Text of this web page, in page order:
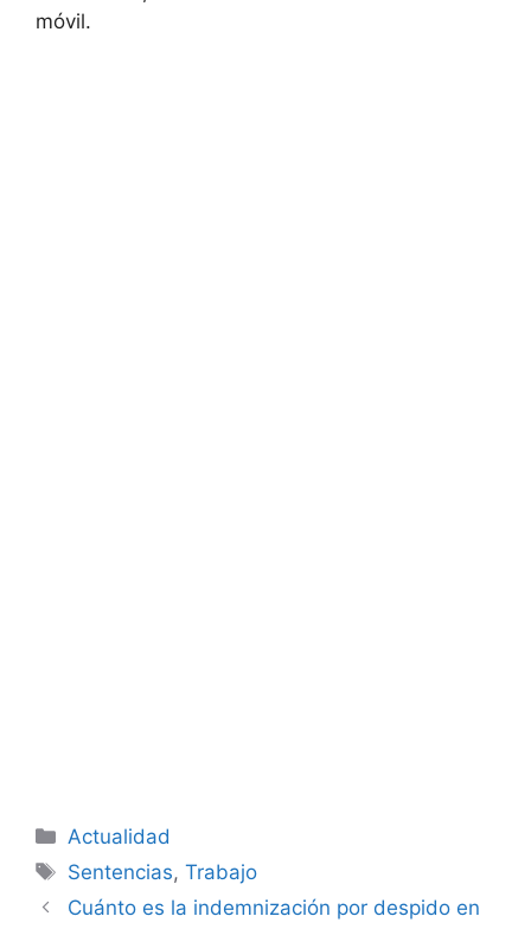
móvil.
Categorías
Actualidad
Etiquetas
Sentencias,Trabajo
Cuánto es la indemnización por despido en